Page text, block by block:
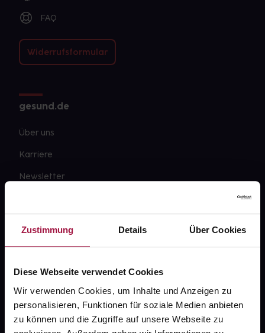
Zustimmung Details Über Cookies
Diese Webseite verwendet Cookies
Wir verwenden Cookies, um Inhalte und Anzeigen zu
personalisieren, Funktionen für soziale Medien anbieten
zu können und die Zugriffe auf unsere Webseite zu
FAQ
Widerrufsformular
gesund.de
Über uns
Karriere
Newsletter
Datenschutz
AGB
Impressum